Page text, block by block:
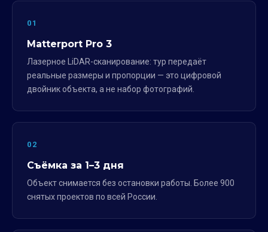
01
Matterport Pro 3
Лазерное LiDAR-сканирование: тур передаёт
реальные размеры и пропорции — это цифровой
двойник объекта, а не набор фотографий.
02
Съёмка за 1–3 дня
Объект снимается без остановки работы. Более 900
снятых проектов по всей России.